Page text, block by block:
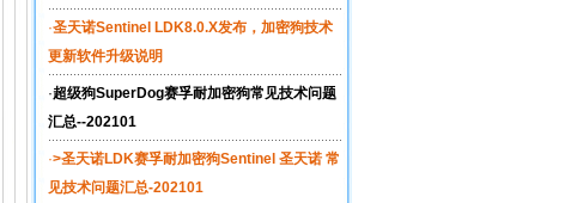
·圣天诺Sentinel LDK8.0.X发布，加密狗技术
更新软件升级说明
·超级狗SuperDog赛孚耐加密狗常见技术问题
汇总--202101
·>圣天诺LDK赛孚耐加密狗Sentinel 圣天诺 常
见技术问题汇总-202101